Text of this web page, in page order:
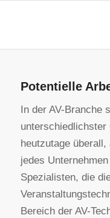
Potentielle
In der AV-Branche
heutzutage
jedes
Spezialisten, die
Bereich der AV-